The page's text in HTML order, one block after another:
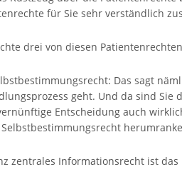
für Sie sehr verständlich
drei von diesen
Das sagt
geht. Und da sind Sie
Entscheidung auch
zentrales Informationsrecht ist